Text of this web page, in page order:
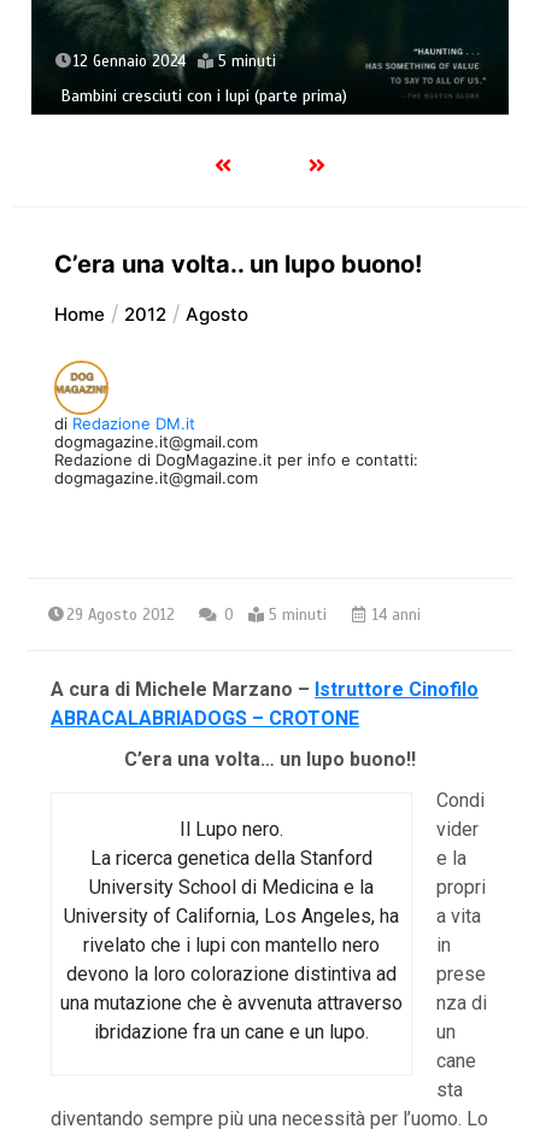
12 Gennaio 2024 5 minuti
Bambini cresciuti con i lupi (parte prima)
C’era una volta.. un lupo buono!
Home 2012 Agosto
di Redazione DM.it
dogmagazine.it@gmail.com
Redazione di DogMagazine.it per info e contatti:
dogmagazine.it@gmail.com
29 Agosto 2012 0 5 minuti 14 anni
A cura di Michele Marzano – Istruttore Cinofilo
ABRACALABRIADOGS – CROTONE
C’era una volta… un lupo buono!!
Il Lupo nero.
La ricerca genetica della Stanford
University School di Medicina e la
University of California, Los Angeles, ha
rivelato che i lupi con mantello nero
devono la loro colorazione distintiva ad
una mutazione che è avvenuta attraverso
ibridazione fra un cane e un lupo.
Condi
vider
e la
propri
a vita
in
prese
nza di
un
cane
sta
diventando sempre più una necessità per l’uomo. Lo